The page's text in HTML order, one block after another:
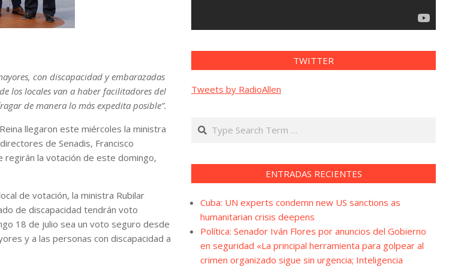
con discapacidad y embarazadas
los locales van a haber facilitadores del
de manera lo más expedita posible”.
llegaron este miércoles la ministra
de Senadis, Francisco
regirán la votación de este domingo,
de votación, la ministra Rubilar
de discapacidad tendrán voto
18 de julio sea un voto seguro desde
y a las personas con discapacidad a
TWITTER
Tweets by RadioAllen
Search
ENTRADAS RECIENTES
Cuba: UN experts condemn new US sanctions as
humanitarian crisis deepens
Política: Senador Iván Flores por anuncios del Gobierno
en seguridad «La principal herramienta para golpear al
crimen organizado sigue sin urgencia; Inteligencia